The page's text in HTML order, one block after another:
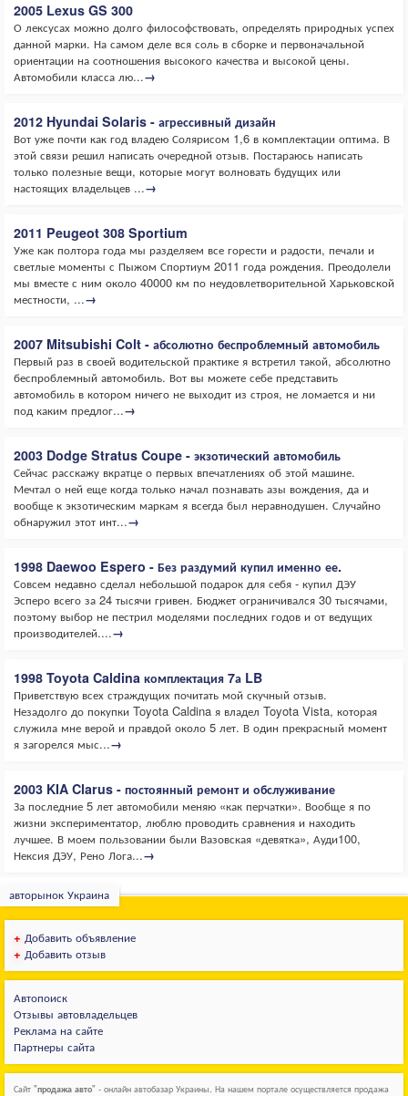
2005 Lexus GS 300
О лексусах можно долго философствовать, определять природных успех
данной марки. На самом деле вся соль в сборке и первоначальной
ориентации на соотношения высокого качества и высокой цены.
Автомобили класса лю...→
2012 Hyundai Solaris - агрессивный дизайн
Вот уже почти как год владею Солярисом 1,6 в комплектации оптима. В
этой связи решил написать очередной отзыв. Постараюсь написать
только полезные вещи, которые могут волновать будущих или
настоящих владельцев ...→
2011 Peugeot 308 Sportium
Уже как полтора года мы разделяем все горести и радости, печали и
светлые моменты с Пыжом Спортиум 2011 года рождения. Преодолели
мы вместе с ним около 40000 км по неудовлетворительной Харьковской
местности, ...→
2007 Mitsubishi Colt - абсолютно беспроблемный автомобиль
Первый раз в своей водительской практике я встретил такой, абсолютно
беспроблемный автомобиль. Вот вы можете себе представить
автомобиль в котором ничего не выходит из строя, не ломается и ни
под каким предлог...→
2003 Dodge Stratus Coupe - экзотический автомобиль
Сейчас расскажу вкратце о первых впечатлениях об этой машине.
Мечтал о ней еще когда только начал познавать азы вождения, да и
вообще к экзотическим маркам я всегда был неравнодушен. Случайно
обнаружил этот инт...→
1998 Daewoo Espero - Без раздумий купил именно ее.
Совсем недавно сделал небольшой подарок для себя - купил ДЭУ
Эсперо всего за 24 тысячи гривен. Бюджет ограничивался 30 тысячами,
поэтому выбор не пестрил моделями последних годов и от ведущих
производителей....→
1998 Toyota Caldina комплектация 7а LB
Приветствую всех страждущих почитать мой скучный отзыв.
Незадолго до покупки Toyota Caldina я владел Toyota Vista, которая
служила мне верой и правдой около 5 лет. В один прекрасный момент
я загорелся мыс...→
2003 KIA Clarus - постоянный ремонт и обслуживание
За последние 5 лет автомобили меняю «как перчатки». Вообще я по
жизни экспериментатор, люблю проводить сравнения и находить
лучшее. В моем пользовании были Вазовская «девятка», Ауди100,
Нексия ДЭУ, Рено Лога...→
авторынок Украина
+ Добавить объявление
+ Добавить отзыв
Автопоиск
Отзывы автовладельцев
Реклама на сайте
Партнеры сайта
Сайт "продажа авто" - онлайн автобазар Украины. На нашем портале осуществляется продажа